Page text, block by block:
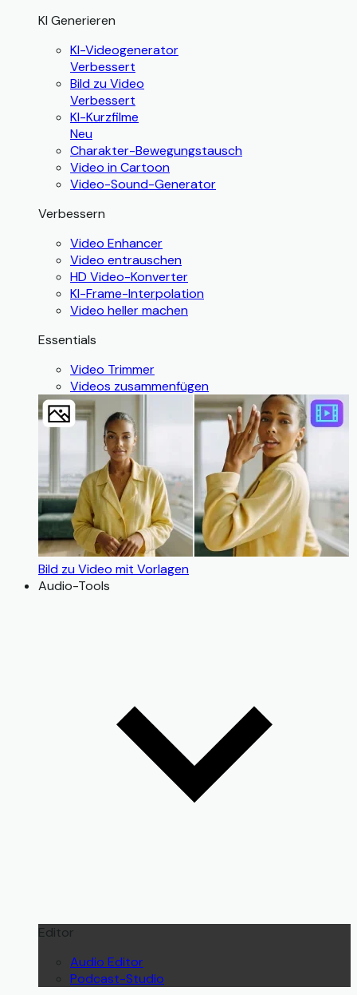
KI Generieren
KI-Videogenerator
Verbessert
Bild zu Video
Verbessert
KI-Kurzfilme
Neu
Charakter-Bewegungstausch
Video in Cartoon
Video-Sound-Generator
Verbessern
Video Enhancer
Video entrauschen
HD Video-Konverter
KI-Frame-Interpolation
Video heller machen
Essentials
Video Trimmer
Videos zusammenfügen
Bild zu Video mit Vorlagen
Audio-Tools
Editor
Audio Editor
Podcast-Studio